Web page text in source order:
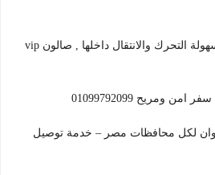
كبيرة الحجم من الداخل لسهولة التحرك والانتقال داخلها , صالون vip
لكل محافظات مصر – خدمة توصيل